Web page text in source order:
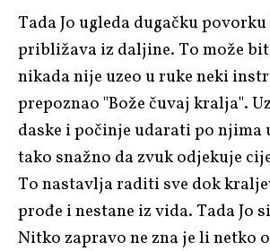
Tada Jo ugleda dugačku povorku
približava iz daljine. To može
nikada nije uzeo u ruke neki
prepoznao "Bože čuvaj kralja".
daske i počinje udarati po njima
tako snažno da zvuk odjekuje
To nastavlja raditi sve dok
prođe i nestane iz vida. Tada Jo
Nitko zapravo ne zna je li netko